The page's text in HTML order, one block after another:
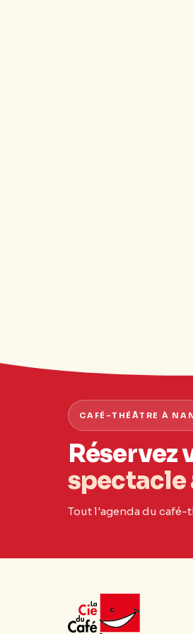
CAFÉ-THÉÂTRE À
Réservez
spectacle
Tout l'agenda du café-